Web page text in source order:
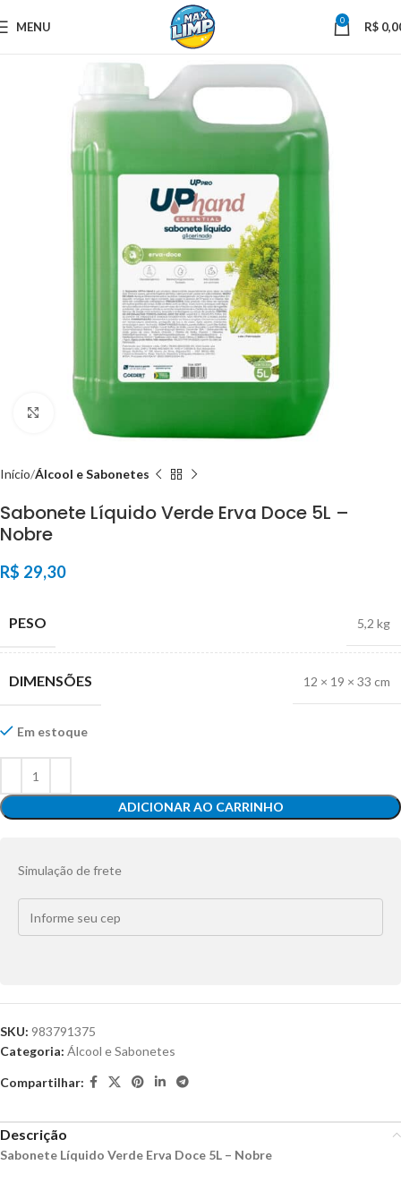
MENU 0 R$
Click to enlarge
Início Álcool e Sabonetes
Sabonete Líquido Verde Erva Doce 5L –
Nobre
R$ 29,30
PESO 5,2 kg
DIMENSÕES 12 × 19 × 33 cm
Em estoque
ADICIONAR AO CARRINHO
Simulação de frete
SKU: 983791375
Categoria: Álcool e Sabonetes
Compartilhar:
Descrição
Sabonete Líquido Verde Erva Doce 5L – Nobre